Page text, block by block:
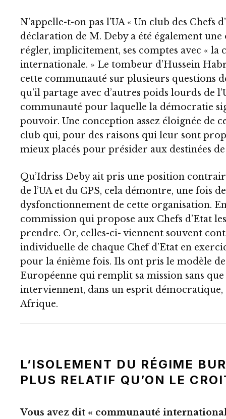
N’appelle-t-on pas l’UA « Un club des Chefs
déclaration de M. Deby a été également
régler, implicitement, ses comptes avec « la
internationale. » Le tombeur d’Hussein
cette communauté sur plusieurs questions
qu’il partage avec d’autres poids lourds de
communauté pour laquelle la démocratie
pouvoir. Une conception assez éloignée de
club qui, pour des raisons qui leur sont
mieux placés pour présider aux destinées
Qu’Idriss Deby ait pris une position
de l’UA et du CPS, cela démontre, une fois
dysfonctionnement de cette organisation.
commission qui propose aux Chefs d’Etat
prendre. Or, celles-ci- viennent souvent
individuelle de chaque Chef d’Etat en
pour la énième fois. Ils ont pris le modèle
Européenne qui remplit sa mission sans que
interviennent, dans un esprit
Afrique.
L’ISOLEMENT DU RÉGIME
PLUS RELATIF QU’ON LE
Vous avez dit « communauté